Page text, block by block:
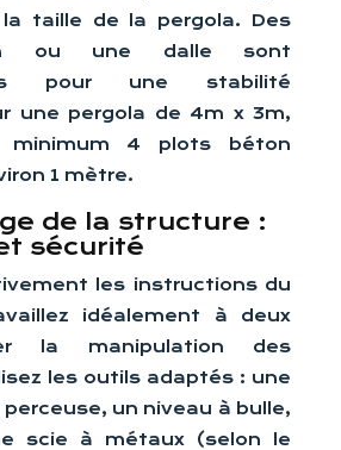
taille de la pergola. Des
ou une dalle sont
pour une stabilité
une pergola de 4m x 3m,
minimum 4 plots béton
1 mètre.
de la structure :
sécurité
les instructions du
idéalement à deux
la manipulation des
les outils adaptés : une
un niveau à bulle,
scie à métaux (selon le